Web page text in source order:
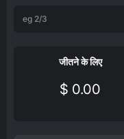
जीतने के लिए
$ 0.00